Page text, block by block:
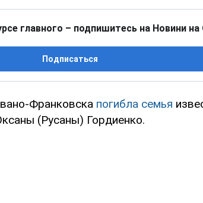
главного – подпишитесь на Новини на
Подписаться
Франковска погибла семья
(Русаны) Гордиенко.